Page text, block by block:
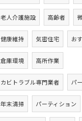
老人介護施設 高齢者
健康維持 気密住宅 お
倉庫環境 高所作業
カビトラブル専門業者 パ
年末清掃 パーティション